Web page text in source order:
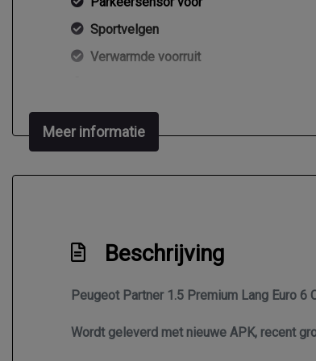
Sportvelgen
Verwarmde voorruit
Meer informatie
Beschrijving
Peugeot Partner 1.5 Premium Lang Euro
Wordt geleverd met nieuwe APK, recent